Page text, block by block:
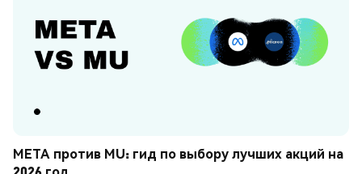
META против MU: гид по выбору лучших акций на